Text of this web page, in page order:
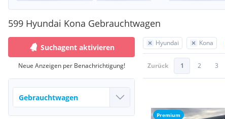
599 Hyundai Kona Gebrauchtwagen
Hyundai Kona
Zurück 1 2 3
Premium
Suchagent aktivieren
Neue Anzeigen per Benachrichtigung!